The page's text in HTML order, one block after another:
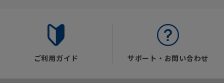
ご利用ガイド サポート・お問い合わせ